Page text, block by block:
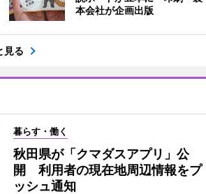
本会社が企画出版
見る
暮らす・働く
秋田県が「クマダスアプリ」公
開 利用者の現在地周辺情報をプ
ッシュ通知